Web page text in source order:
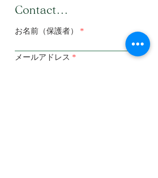
​Contact...
お名前（保護者）
メールアドレス